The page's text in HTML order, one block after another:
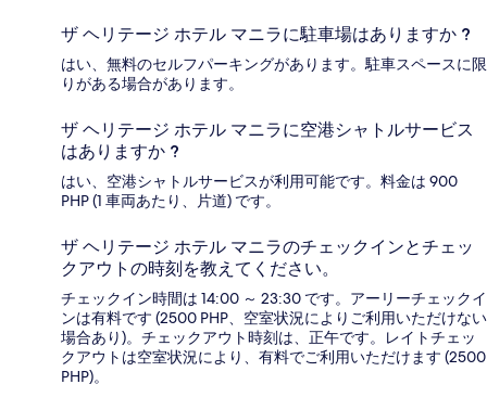
ザ ヘリテージ ホテル マニラに駐車場はありますか ?
はい、無料のセルフパーキングがあります。駐車スペースに限
りがある場合があります。
ザ ヘリテージ ホテル マニラに空港シャトルサービス
はありますか ?
はい、空港シャトルサービスが利用可能です。料金は 900
PHP (1 車両あたり、片道) です。
ザ ヘリテージ ホテル マニラのチェックインとチェッ
クアウトの時刻を教えてください。
チェックイン時間は 14:00 ～ 23:30 です。アーリーチェックイ
ンは有料です (2500 PHP、空室状況によりご利用いただけない
場合あり)。チェックアウト時刻は、正午です。レイトチェッ
クアウトは空室状況により、有料でご利用いただけます (2500
PHP)。